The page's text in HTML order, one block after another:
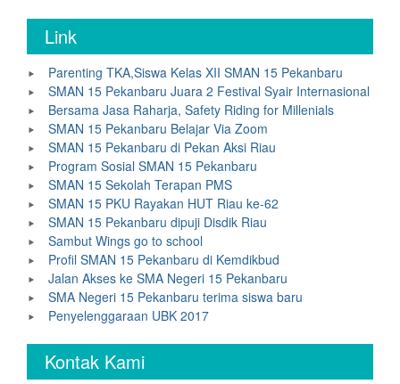
Link
Parenting TKA,Siswa Kelas XII SMAN 15 Pekanbaru
SMAN 15 Pekanbaru Juara 2 Festival Syair Internasional
Bersama Jasa Raharja, Safety Riding for Millenials
SMAN 15 Pekanbaru Belajar Via Zoom
SMAN 15 Pekanbaru di Pekan Aksi Riau
Program Sosial SMAN 15 Pekanbaru
SMAN 15 Sekolah Terapan PMS
SMAN 15 PKU Rayakan HUT Riau ke-62
SMAN 15 Pekanbaru dipuji Disdik Riau
Sambut Wings go to school
Profil SMAN 15 Pekanbaru di Kemdikbud
Jalan Akses ke SMA Negeri 15 Pekanbaru
SMA Negeri 15 Pekanbaru terima siswa baru
Penyelenggaraan UBK 2017
Kontak Kami